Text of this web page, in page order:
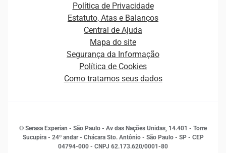
Plataformas e Motores de decisão
Curso Gratuito de Saúde Financeira
Empreendedorismo
Estudos e Pesquisas
Inovação e Tecnologia
Leis e impostos
Distribuidores e representantes
Estrutura Organizacional
Sala de Imprensa
Política de Privacidade
Estatuto, Atas e Balanços
Central de Ajuda
Mapa do site
Segurança da Informação
Política de Cookies
Como tratamos seus dados
© Serasa Experian - São Paulo - Av das Nações Unidas, 14.401 - Torre
Sucupira - 24º andar - Chácara Sto. Antônio - São Paulo - SP - CEP
04794-000 - CNPJ 62.173.620/0001-80